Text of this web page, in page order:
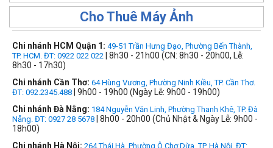
Cho Thuê Máy Ảnh
Chi nhánh HCM Quận 1: 49-51 Trần Hưng Đạo, Phường Bến Thành,
TP. HCM. ĐT: 0922 022 022 | 8h30 - 21h00 (CN: 8h30 - 20h00, Lễ:
8h30 - 17h30)
Chi nhánh Cần Thơ: 64 Hùng Vương, Phường Ninh Kiều, TP. Cần Thơ.
ĐT: 092.2345.488 | 9h00 - 19h00 (Ngày Lễ: 9h00 - 19h00)
Chi nhánh Đà Nẵng: 184 Nguyễn Văn Linh, Phường Thanh Khê, TP. Đà
Nẵng. ĐT: 0927 28 5678 | 8h00 - 20h00 (Chủ Nhật & Ngày Lễ: 9h00 -
18h00)
Chi nhánh Hà Nội: 264 Thái Hà, Phường Ô Chợ Dừa, TP. Hà Nội, ĐT: